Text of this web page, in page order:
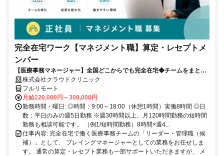
完全在宅ワーク【マネジメント職】算定・レセプトメ
ンバー
【医療事務マネージャー】全国どこからでも完全在宅◆チームをまとめ
る司令塔◆算定・レセプト経験を活かしてキャリアアップ！
株式会社クラウドクリニック
フルリモート
月給220,000円～300,000円
勤務時間・曜日: ◎時間：9:00～18:00（休憩1時間）実働8時間 ◎日
数：平日のみの週5日勤務 ※週30時間以上、月120時間勤務の短時間
勤務も相談可能です。 （例1/短時間勤務）8時間×週4...
仕事内容: 完全在宅で働く医療事務チームの「リーダー・管理職（候
補）」として、 プレイングマネージャーとしての業務をお任せしま
す。 通常の算定・レセプト業務も一部サポートいただきますが、 メ